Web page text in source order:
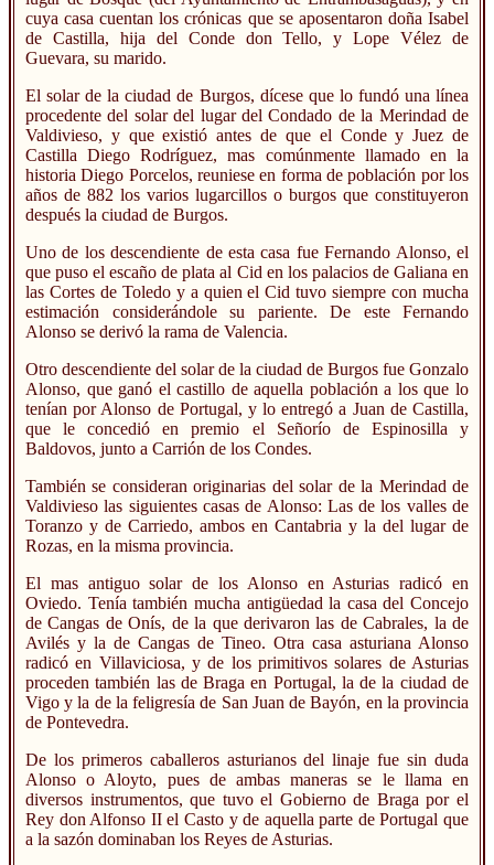
cuya casa cuentan los crónicas que se aposentaron doña Isabel
de Castilla, hija del Conde don Tello, y Lope Vélez de
Guevara, su marido.
El solar de la ciudad de Burgos, dícese que lo fundó una línea
procedente del solar del lugar del Condado de la Merindad de
Valdivieso, y que existió antes de que el Conde y Juez de
Castilla Diego Rodríguez, mas comúnmente llamado en la
historia Diego Porcelos, reuniese en forma de población por los
años de 882 los varios lugarcillos o burgos que constituyeron
después la ciudad de Burgos.
Uno de los descendiente de esta casa fue Fernando Alonso, el
que puso el escaño de plata al Cid en los palacios de Galiana en
las Cortes de Toledo y a quien el Cid tuvo siempre con mucha
estimación considerándole su pariente. De este Fernando
Alonso se derivó la rama de Valencia.
Otro descendiente del solar de la ciudad de Burgos fue Gonzalo
Alonso, que ganó el castillo de aquella población a los que lo
tenían por Alonso de Portugal, y lo entregó a Juan de Castilla,
que le concedió en premio el Señorío de Espinosilla y
Baldovos, junto a Carrión de los Condes.
También se consideran originarias del solar de la Merindad de
Valdivieso las siguientes casas de Alonso: Las de los valles de
Toranzo y de Carriedo, ambos en Cantabria y la del lugar de
Rozas, en la misma provincia.
El mas antiguo solar de los Alonso en Asturias radicó en
Oviedo. Tenía también mucha antigüedad la casa del Concejo
de Cangas de Onís, de la que derivaron las de Cabrales, la de
Avilés y la de Cangas de Tineo. Otra casa asturiana Alonso
radicó en Villaviciosa, y de los primitivos solares de Asturias
proceden también las de Braga en Portugal, la de la ciudad de
Vigo y la de la feligresía de San Juan de Bayón, en la provincia
de Pontevedra.
De los primeros caballeros asturianos del linaje fue sin duda
Alonso o Aloyto, pues de ambas maneras se le llama en
diversos instrumentos, que tuvo el Gobierno de Braga por el
Rey don Alfonso II el Casto y de aquella parte de Portugal que
a la sazón dominaban los Reyes de Asturias.